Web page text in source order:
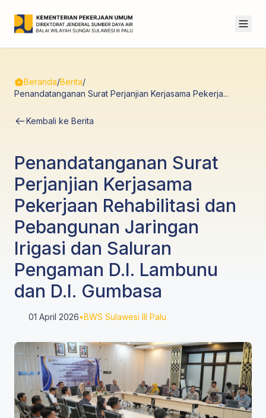
Beranda/Berita/
Penandatanganan Surat Perjanjian Kerjasama Pekerja...
Kembali ke Berita
Penandatanganan Surat
Perjanjian Kerjasama
Pekerjaan Rehabilitasi dan
Pebangunan Jaringan
Irigasi dan Saluran
Pengaman D.I. Lambunu
dan D.I. Gumbasa
01 April 2026•BWS Sulawesi III Palu